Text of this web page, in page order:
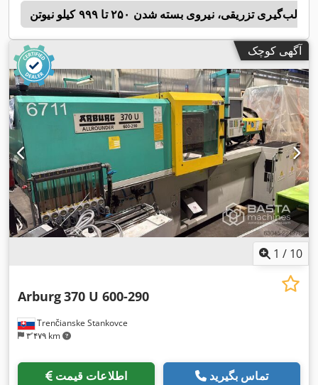
تزریقی، نیروی بسته شدن ۲۵۰ تا ۹۹۹ کیلو نیوتن
آگهی کوچک
1 / 10
Trenčianske Stankovce
۳٬۴۷۹ km
Arburg370 U 600-290
اطلاعات قیمت تماس بگیرید